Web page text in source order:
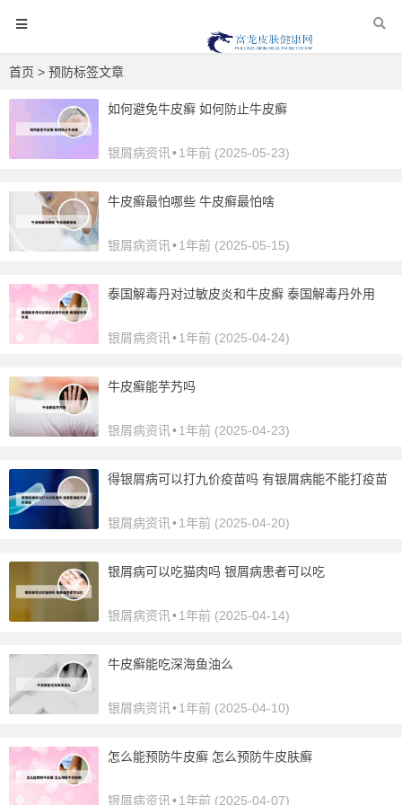
首页 > 预防标签文章
如何避免牛皮癣 如何防止牛皮癣
银屑病资讯 •1年前 (2025-05-23)
牛皮癣最怕哪些 牛皮癣最怕啥
银屑病资讯 •1年前 (2025-05-15)
泰国解毒丹对过敏皮炎和牛皮癣 泰国解毒丹外用
银屑病资讯 •1年前 (2025-04-24)
牛皮癣能芋艿吗
银屑病资讯 •1年前 (2025-04-23)
得银屑病可以打九价疫苗吗 有银屑病能不能打疫苗
银屑病资讯 •1年前 (2025-04-20)
银屑病可以吃猫肉吗 银屑病患者可以吃
银屑病资讯 •1年前 (2025-04-14)
牛皮癣能吃深海鱼油么
银屑病资讯 •1年前 (2025-04-10)
怎么能预防牛皮癣 怎么预防牛皮肤癣
银屑病资讯 •1年前 (2025-04-07)